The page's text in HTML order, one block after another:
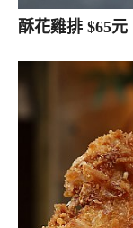
酥花雞排 $65元